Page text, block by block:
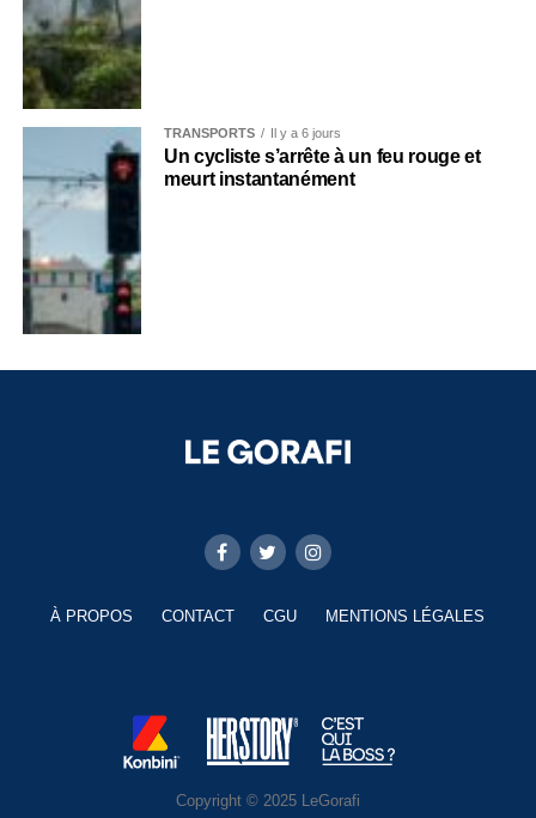
TRANSPORTS Il y a 6 jours
Un cycliste s’arrête à un feu rouge et
meurt instantanément
À PROPOS CONTACT CGU MENTIONS LÉGALES
Copyright © 2025 LeGorafi